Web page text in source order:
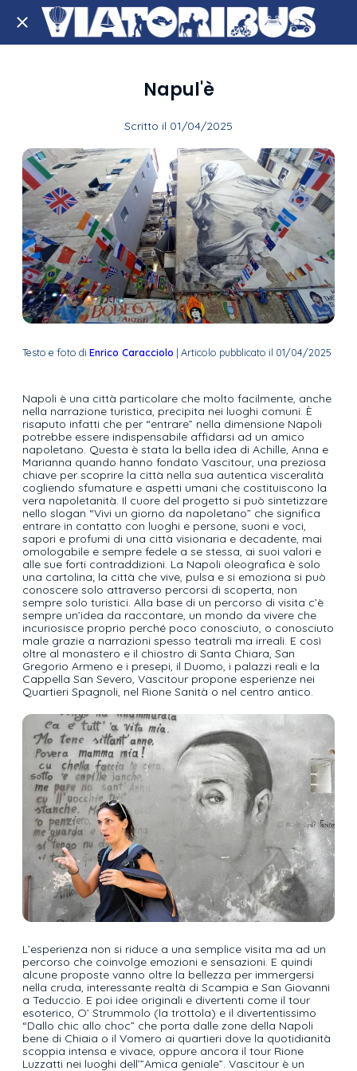
Napul'è
Scritto il 01/04/2025
Testo e foto di Enrico Caracciolo | Articolo pubblicato il 01/04/2025
Napoli è una città particolare che molto facilmente, anche
nella narrazione turistica, precipita nei luoghi comuni. È
risaputo infatti che per “entrare” nella dimensione Napoli
potrebbe essere indispensabile affidarsi ad un amico
napoletano. Questa è stata la bella idea di Achille, Anna e
Marianna quando hanno fondato Vascitour, una preziosa
chiave per scoprire la città nella sua autentica visceralità
cogliendo sfumature e aspetti umani che costituiscono la
vera napoletanità. Il cuore del progetto si può sintetizzare
nello slogan “Vivi un giorno da napoletano” che significa
entrare in contatto con luoghi e persone, suoni e voci,
sapori e profumi di una città visionaria e decadente, mai
omologabile e sempre fedele a se stessa, ai suoi valori e
alle sue forti contraddizioni. La Napoli oleografica è solo
una cartolina; la città che vive, pulsa e si emoziona si può
conoscere solo attraverso percorsi di scoperta, non
sempre solo turistici. Alla base di un percorso di visita c’è
sempre un’idea da raccontare, un mondo da vivere che
incuriosisce proprio perché poco conosciuto, o conosciuto
male grazie a narrazioni spesso teatrali ma irreali. E così
oltre al monastero e il chiostro di Santa Chiara, San
Gregorio Armeno e i presepi, il Duomo, i palazzi reali e la
Cappella San Severo, Vascitour propone esperienze nei
Quartieri Spagnoli, nel Rione Sanità o nel centro antico.
L’esperienza non si riduce a una semplice visita ma ad un
percorso che coinvolge emozioni e sensazioni. E quindi
alcune proposte vanno oltre la bellezza per immergersi
nella cruda, interessante realtà di Scampia e San Giovanni
a Teduccio. E poi idee originali e divertenti come il tour
esoterico, O’ Strummolo (la trottola) e il divertentissimo
“Dallo chic allo choc” che porta dalle zone della Napoli
bene di Chiaia o il Vomero ai quartieri dove la quotidianità
scoppia intensa e vivace, oppure ancora il tour Rione
Luzzatti nei luoghi dell’”Amica geniale”. Vascitour è un